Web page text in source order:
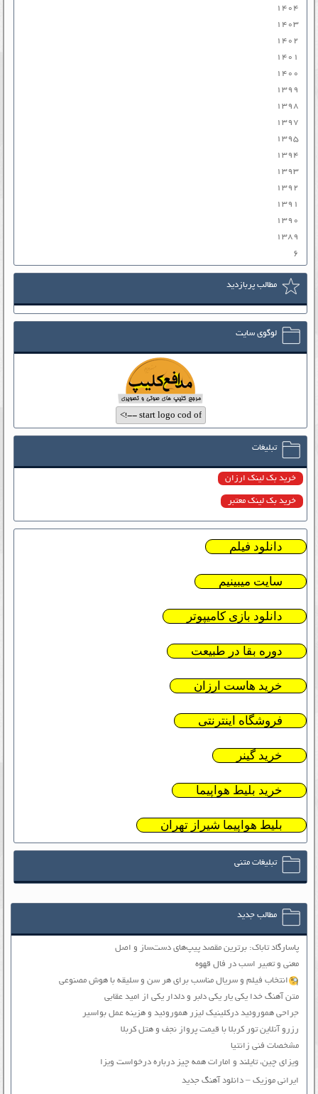
۱۴۰۴
۱۴۰۳
۱۴۰۲
۱۴۰۱
۱۴۰۰
۱۳۹۹
۱۳۹۸
۱۳۹۷
۱۳۹۵
۱۳۹۴
۱۳۹۳
۱۳۹۲
۱۳۹۱
۱۳۹۰
۱۳۸۹
۶
مطالب پربازدید
لوگوی سایت
تبلیغات
خرید بک لینک ارزان
خرید بک لینک معتبر
دانلود فیلم
سایت میبینیم
دانلود بازی کامیپوتر
دوره بقا در طبیعت
خرید هاست ارزان
فروشگاه اینترنتی
خرید گینر
خرید بلیط هواپیما
بلیط هواپیما شیراز تهران
تبلیغات متنی
مطالب جدید
پاسارگاد تاباک: برترین مقصد پیپ‌های دست‌ساز و اصل
معنی و تعبیر اسب در فال قهوه
انتخاب فیلم و سریال مناسب برای هر سن و سلیقه با هوش مصنوعی
متن آهنگ خدا یکی یار یکی دلبر و دلدار یکی از امید عقابی
جراحی هموروئید درکلینیک لیزر هموروئید و هزینه عمل بواسیر
رزرو آنلاین تور کربلا با قیمت پرواز نجف و هتل کربلا
مشخصات فنی زانتیا
ویزای چین، تایلند و امارات همه چیز درباره درخواست ویزا
ایرانی موزیک – دانلود آهنگ جدید